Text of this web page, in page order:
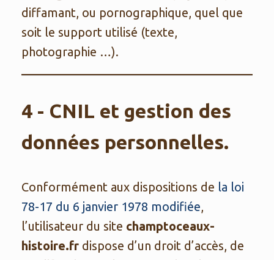
diffamant, ou pornographique, quel que
soit le support utilisé (texte,
photographie …).
4 - CNIL et gestion des
données personnelles.
Conformément aux dispositions de la loi
78-17 du 6 janvier 1978 modifiée,
l’utilisateur du site champtoceaux-
histoire.fr dispose d’un droit d’accès, de